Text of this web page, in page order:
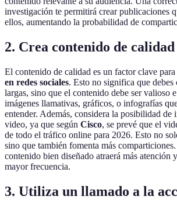
investigación te permitirá crear publicaciones
ellos, aumentando la probabilidad de
2. Crea contenido de calidad
El contenido de calidad es un factor clave para
en redes sociales. Esto no significa que debes
largas, sino que el contenido debe ser valioso
imágenes llamativas, gráficos, o infografías
entender. Además, considera la posibilidad de
video, ya que según Cisco, se prevé que el
de todo el tráfico online para 2026. Esto no
sino que también fomenta más
contenido bien diseñado atraerá más atención
mayor frecuencia.
3. Utiliza un llamado a la